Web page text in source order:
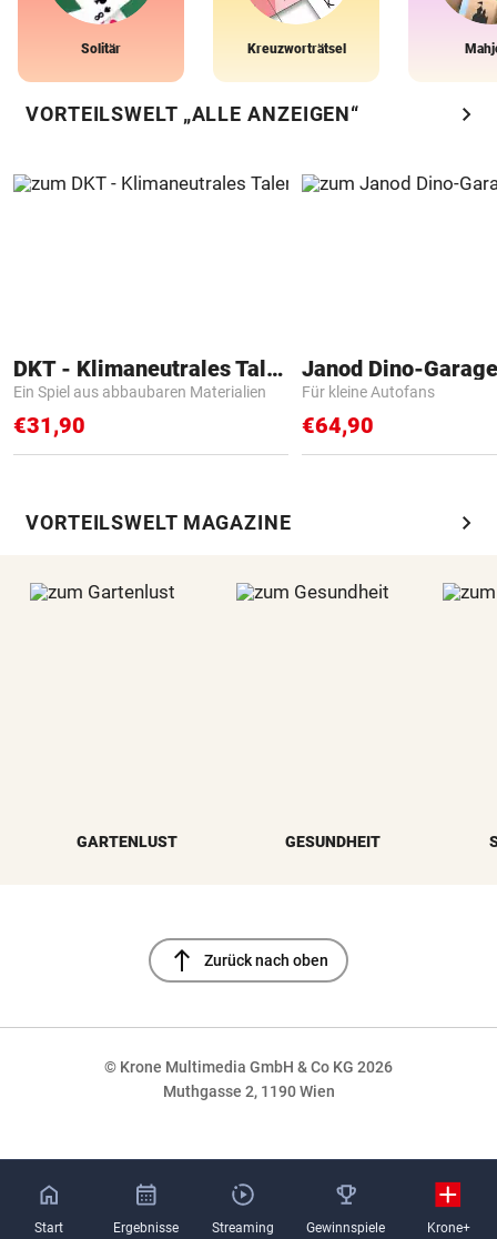
Solitär Kreuzworträtsel
VORTEILSWELT „ALLE ANZEIGEN“ chevron_right
DKT - Klimaneutrales Talent
Ein Spiel aus abbaubaren Materialien
€31,90
Janod Dino-Garage
Für kleine Autofans
€64,90
VORTEILSWELT MAGAZINE chevron_right
GARTENLUST GESUNDHEIT
north Zurück nach oben
© Krone Multimedia GmbH & Co KG 2026
Muthgasse 2, 1190 Wien
Start Ergebnisse Streaming Gewinnspiele Krone+
NaN%